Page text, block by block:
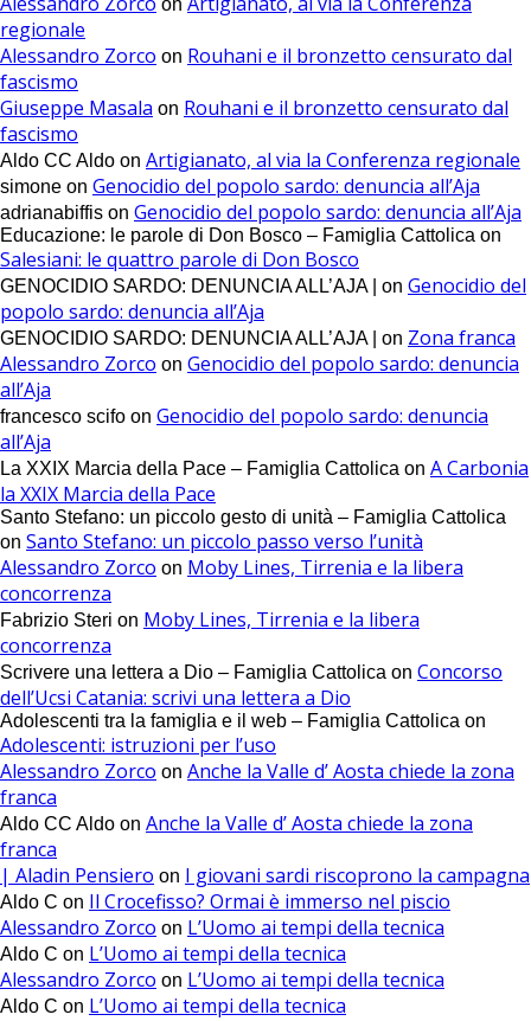
on
regionale
Alessandro Zorco on Rouhani e il bronzetto censurato dal
fascismo
Giuseppe Masala on Rouhani e il bronzetto censurato dal
fascismo
Aldo CC Aldo on Artigianato, al via la Conferenza regionale
simone on Genocidio del popolo sardo: denuncia all’Aja
adrianabiffis on Genocidio del popolo sardo: denuncia all’Aja
Educazione: le parole di Don Bosco – Famiglia Cattolica on
Salesiani: le quattro parole di Don Bosco
GENOCIDIO SARDO: DENUNCIA ALL’AJA | on Genocidio del
popolo sardo: denuncia all’Aja
GENOCIDIO SARDO: DENUNCIA ALL’AJA | on Zona franca
Alessandro Zorco on Genocidio del popolo sardo: denuncia
all’Aja
francesco scifo on Genocidio del popolo sardo: denuncia
all’Aja
La XXIX Marcia della Pace – Famiglia Cattolica on A Carbonia
la XXIX Marcia della Pace
Santo Stefano: un piccolo gesto di unità – Famiglia Cattolica
on Santo Stefano: un piccolo passo verso l’unità
Alessandro Zorco on Moby Lines, Tirrenia e la libera
concorrenza
Fabrizio Steri on Moby Lines, Tirrenia e la libera
concorrenza
Scrivere una lettera a Dio – Famiglia Cattolica on Concorso
dell’Ucsi Catania: scrivi una lettera a Dio
Adolescenti tra la famiglia e il web – Famiglia Cattolica on
Adolescenti: istruzioni per l’uso
Alessandro Zorco on Anche la Valle d’ Aosta chiede la zona
franca
Aldo CC Aldo on Anche la Valle d’ Aosta chiede la zona
franca
| Aladin Pensiero on I giovani sardi riscoprono la campagna
Aldo C on Il Crocefisso? Ormai è immerso nel piscio
Alessandro Zorco on L’Uomo ai tempi della tecnica
Aldo C on L’Uomo ai tempi della tecnica
Alessandro Zorco on L’Uomo ai tempi della tecnica
Aldo C on L’Uomo ai tempi della tecnica